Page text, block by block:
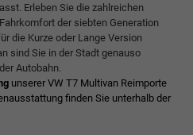
Erleben Sie die zahlreichen
der siebten Generation
die Kurze oder Lange Version
sind Sie in der Stadt genauso
Autobahn.
unserer VW T7 Multivan Reimporte
finden Sie unterhalb der